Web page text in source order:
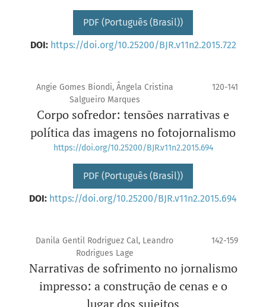
PDF (Português (Brasil))
DOI: https://doi.org/10.25200/BJR.v11n2.2015.722
Angie Gomes Biondi, Ângela Cristina
Salgueiro Marques
120-141
Corpo sofredor: tensões narrativas e
política das imagens no fotojornalismo
https://doi.org/10.25200/BJR.v11n2.2015.694
PDF (Português (Brasil))
DOI: https://doi.org/10.25200/BJR.v11n2.2015.694
Danila Gentil Rodriguez Cal, Leandro
Rodrigues Lage
142-159
Narrativas de sofrimento no jornalismo
impresso: a construção de cenas e o
lugar dos sujeitos